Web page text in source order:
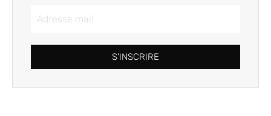
S'INSCRIRE